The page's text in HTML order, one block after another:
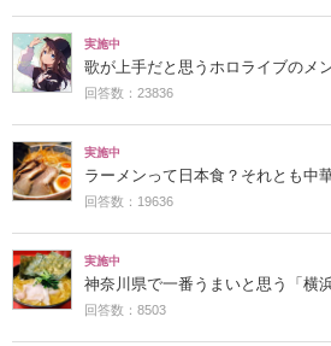
実施中
歌が上手だと思うホロライブのメ
回答数：23836
実施中
ラーメンって日本食？それとも中
回答数：19636
実施中
神奈川県で一番うまいと思う「横
回答数：8503